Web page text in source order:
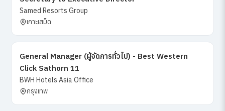
Samed Resorts Group
เกาะเสม็ด
General Manager (ผู้จัดการทั่วไป) - Best Western
Click Sathorn 11
BWH Hotels Asia Office
กรุงเทพ